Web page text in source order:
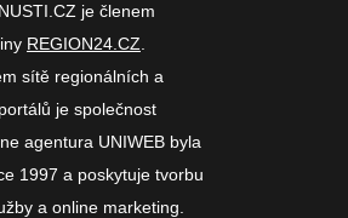
je členem
REGION24.CZ
sítě regionálních a
je společnost
agentura UNIWEB byla
1997 a poskytuje tvorbu
a online marketing.